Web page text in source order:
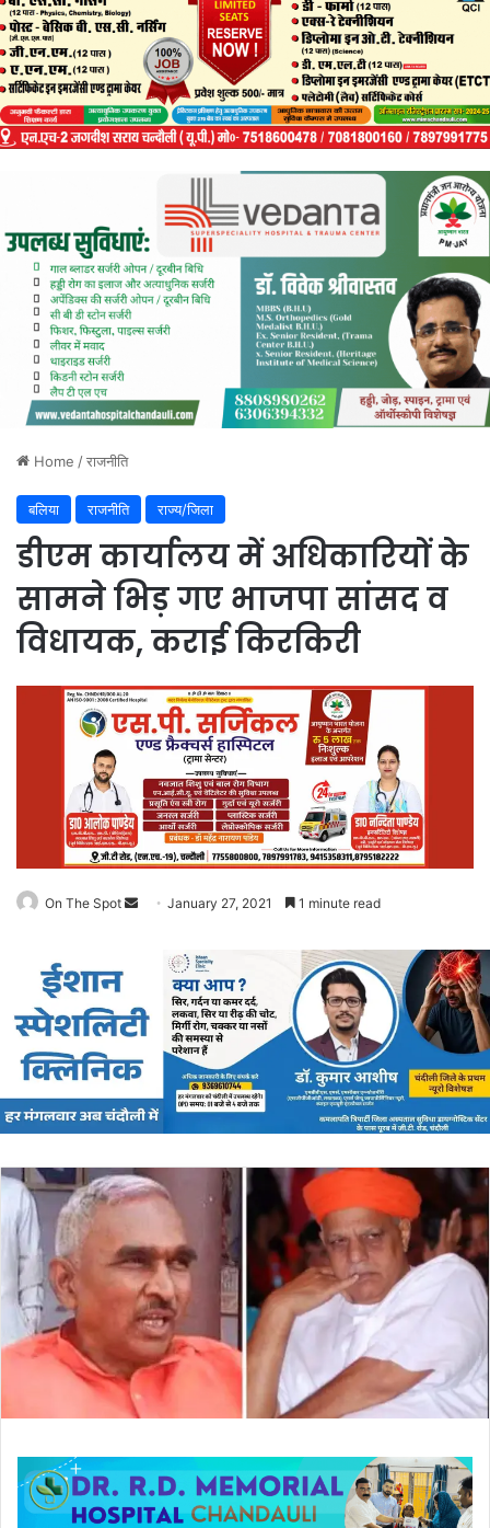
Home /राजनीति
बलिया राजनीति राज्य/जिला
डीएम कार्यालय में अधिकारियों के
सामने भिड़ गए भाजपा सांसद व
विधायक, कराई किरकिरी
On The Spot
Send
email
January 27, 2021 1 minute read